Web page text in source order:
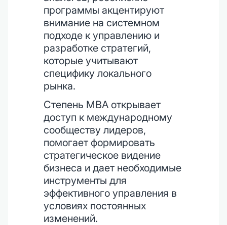
программы акцентируют
внимание на системном
подходе к управлению и
разработке стратегий,
которые учитывают
специфику локального
рынка.
Степень MBA открывает
доступ к международному
сообществу лидеров,
помогает формировать
стратегическое видение
бизнеса и дает необходимые
инструменты для
эффективного управления в
условиях постоянных
изменений.